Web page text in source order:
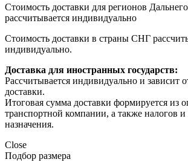
Стоимость доставки для регионов
рассчитывается индивидуально
Стоимость доставки в страны СНГ
индивидуально.
Доставка для иностранных государств:
Рассчитывается индивидуально и зависит
доставки.
Итоговая сумма доставки формируется из
транспортной компании, а также налогов
назначения.
Close
Подбор размера